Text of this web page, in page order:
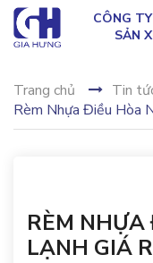
CÔNG
SẢN
Trang chủ
Tin
Rèm Nhựa Điều Hòa
RÈM
LẠNH GIÁ